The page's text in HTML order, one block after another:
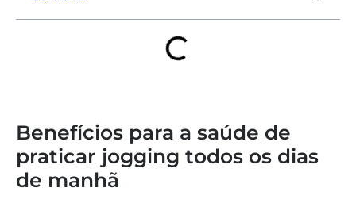
Benefícios para a saúde de
praticar jogging todos os dias
de manhã